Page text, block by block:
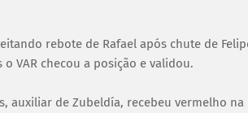
rebote de Rafael após chute de
VAR checou a posição e validou.
auxiliar de Zubeldía, recebeu vermelho na